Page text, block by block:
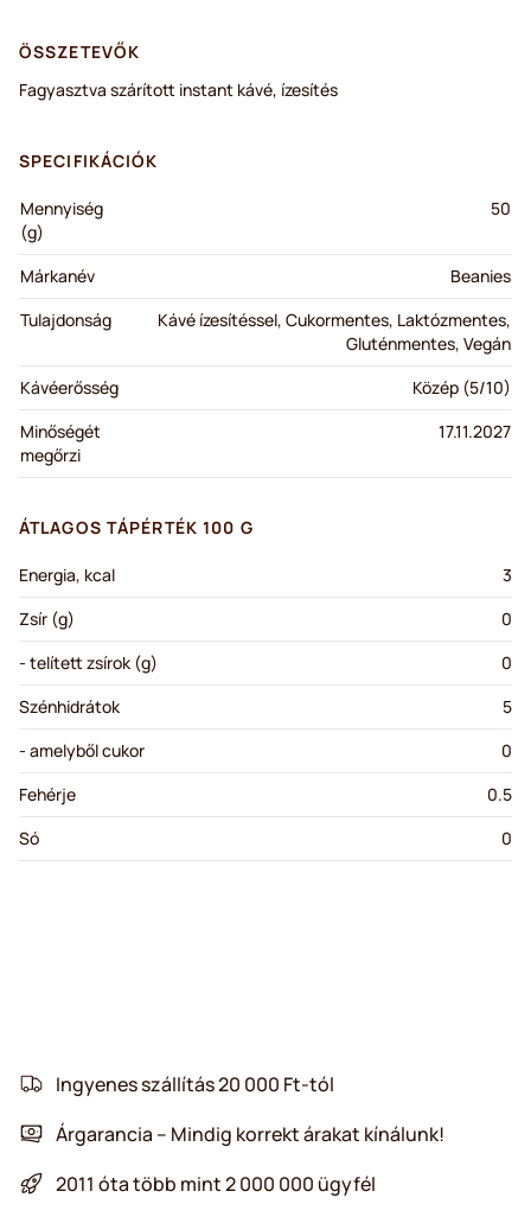
ÖSSZETEVŐK
Fagyasztva szárított instant kávé, ízesítés
SPECIFIKÁCIÓK
Mennyiség
(g)
50
Márkanév
Beanies
Tulajdonság
Kávé ízesítéssel, Cukormentes, Laktózmentes,
Gluténmentes, Vegán
Kávéerősség
Közép (5/10)
Minőségét
megőrzi
17.11.2027
ÁTLAGOS TÁPÉRTÉK 100 G
Energia, kcal
3
Zsír (g)
0
- telített zsírok (g)
0
Szénhidrátok
5
- amelyből cukor
0
Fehérje
0.5
Só
0
Ingyenes szállítás 20 000 Ft-tól
Árgarancia – Mindig korrekt árakat kínálunk!
2011 óta több mint 2 000 000 ügyfél